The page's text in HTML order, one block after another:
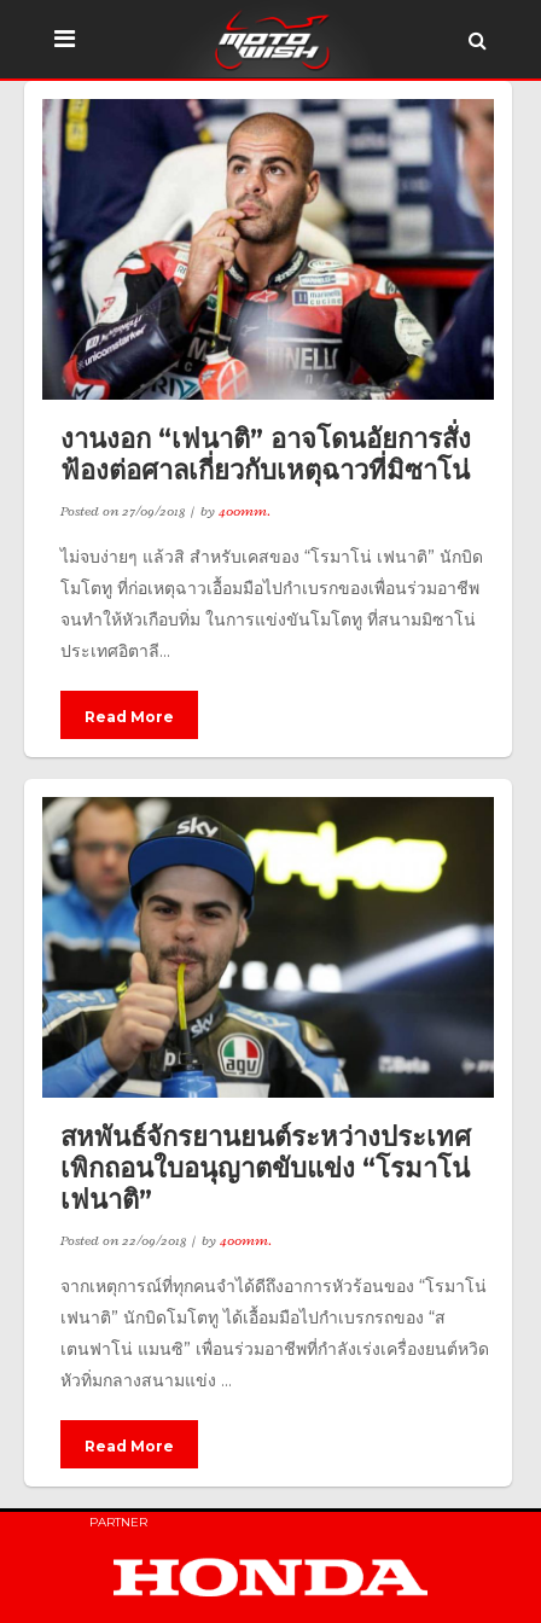
งานงอก “เฟนาติ” อาจโดนอัยการสั่ง
ฟ้องต่อศาลเกี่ยวกับเหตุฉาวที่มิซาโน่
Posted on27/09/2018 by400mm.
ไม่จบง่ายๆ แล้วสิ สำหรับเคสของ “โรมาโน่ เฟนาติ” นักบิด
โมโตทู ที่ก่อเหตุฉาวเอื้อมมือไปกำเบรกของเพื่อนร่วมอาชีพ
จนทำให้หัวเกือบทิ่ม ในการแข่งขันโมโตทู ที่สนามมิซาโน่
ประเทศอิตาลี...
Read More
สหพันธ์จักรยานยนต์ระหว่างประเทศ
เพิกถอนใบอนุญาตขับแข่ง “โรมาโน่
เฟนาติ”
Posted on22/09/2018 by400mm.
จากเหตุการณ์ที่ทุกคนจำได้ดีถึงอาการหัวร้อนของ “โรมาโน่
เฟนาติ” นักบิดโมโตทู ได้เอื้อมมือไปกำเบรกรถของ “ส
เตนฟาโน่ แมนซิ” เพื่อนร่วมอาชีพที่กำลังเร่งเครื่องยนต์หวิด
หัวทิ่มกลางสนามแข่ง ...
Read More
PARTNER